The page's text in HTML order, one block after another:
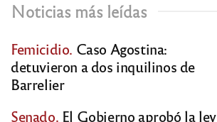
Noticias más leídas
Femicidio. Caso Agostina:
detuvieron a dos inquilinos de
Barrelier
Senado. El Gobierno aprobó la ley